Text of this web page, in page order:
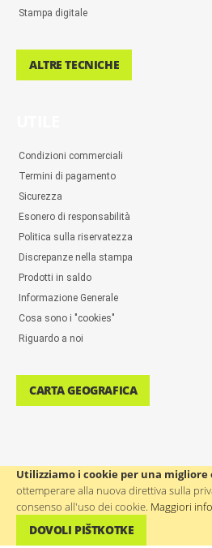
Utilizziamo i cookie per una
ottemperare alla nuova direttiva sulla
consenso all'uso dei cookie. Maggiori
DOVOLI PIŠTKOTKE
Stampa digitale
ALTRE TECNICHE
Condizioni commerciali
Termini di pagamento
Sicurezza
Esonero di responsabilità
Politica sulla riservatezza
Discrepanze nella stampa
Prodotti in saldo
Informazione Generale
Cosa sono i "cookies"
Riguardo a noi
CARTA GEOGRAFICA
ASSISTENZA AGLI UTENTI: ++386(0)4